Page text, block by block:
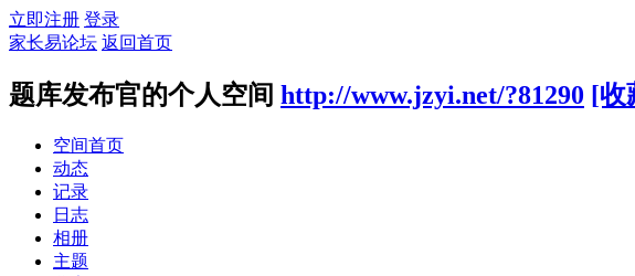
立即注册 登录
家长易论坛 返回首页
题库发布官的个人空间 http://www.jzyi.net/?81290 [收
空间首页
动态
记录
日志
相册
主题